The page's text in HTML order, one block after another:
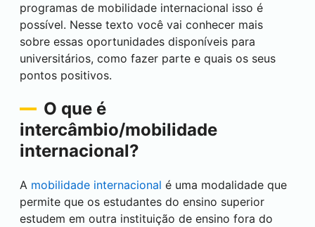
programas de mobilidade internacional isso é
possível. Nesse texto você vai conhecer mais
sobre essas oportunidades disponíveis para
universitários, como fazer parte e quais os seus
pontos positivos.
O que é
intercâmbio/mobilidade
internacional?
A mobilidade internacional é uma modalidade que
permite que os estudantes do ensino superior
estudem em outra instituição de ensino fora do